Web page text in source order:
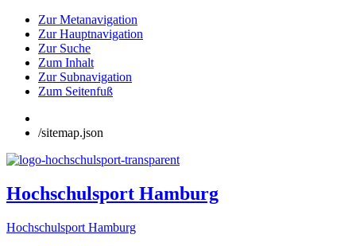
Zur Metanavigation
Zur Hauptnavigation
Zur Suche
Zum Inhalt
Zur Subnavigation
Zum Seitenfuß
/sitemap.json
Hochschulsport Hamburg
Hochschulsport Hamburg